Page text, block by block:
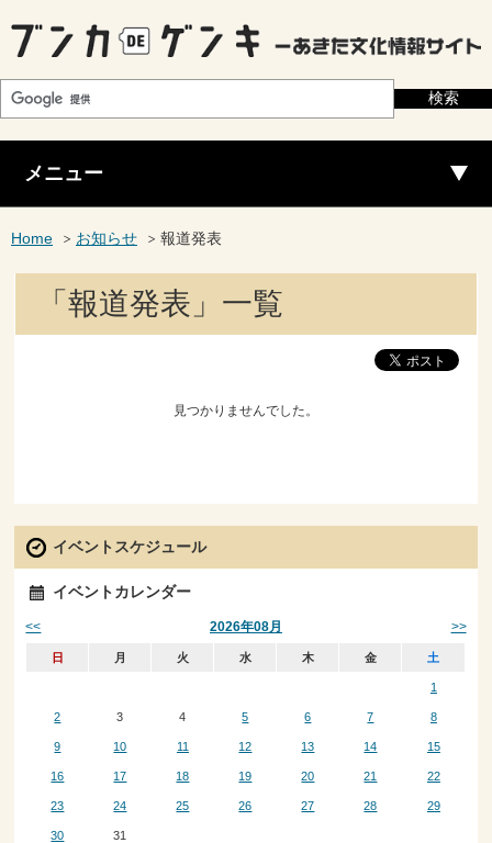
メニュー
Home お知らせ 報道発表
「報道発表」一覧
見つかりませんでした。
イベントスケジュール
イベントカレンダー
2026年08月
<< >>
日 月 火 水 木 金 土
1
2 3 4 5 6 7 8
9 10 11 12 13 14 15
16 17 18 19 20 21 22
23 24 25 26 27 28 29
30 31